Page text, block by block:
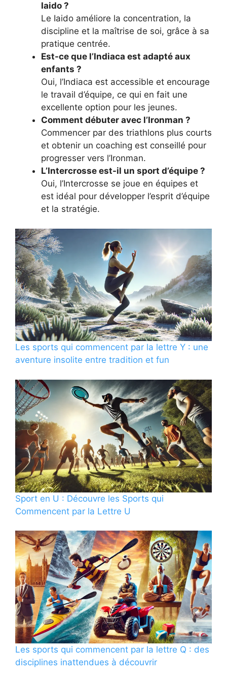
Iaido ?
Le Iaido améliore la concentration, la
discipline et la maîtrise de soi, grâce à sa
pratique centrée.
Est-ce que l’Indiaca est adapté aux
enfants ?
Oui, l’Indiaca est accessible et encourage
le travail d’équipe, ce qui en fait une
excellente option pour les jeunes.
Comment débuter avec l’Ironman ?
Commencer par des triathlons plus courts
et obtenir un coaching est conseillé pour
progresser vers l’Ironman.
L’Intercrosse est-il un sport d’équipe ?
Oui, l’Intercrosse se joue en équipes et
est idéal pour développer l’esprit d’équipe
et la stratégie.
Les sports qui commencent par la lettre Y : une
aventure insolite entre tradition et fun
Sport en U : Découvre les Sports qui
Commencent par la Lettre U
Les sports qui commencent par la lettre Q : des
disciplines inattendues à découvrir